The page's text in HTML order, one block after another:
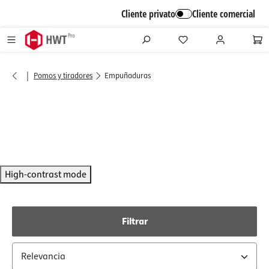
Cliente privato Cliente comercial
| Pomos y tiradores Empuñaduras
High-contrast mode
Filtrar